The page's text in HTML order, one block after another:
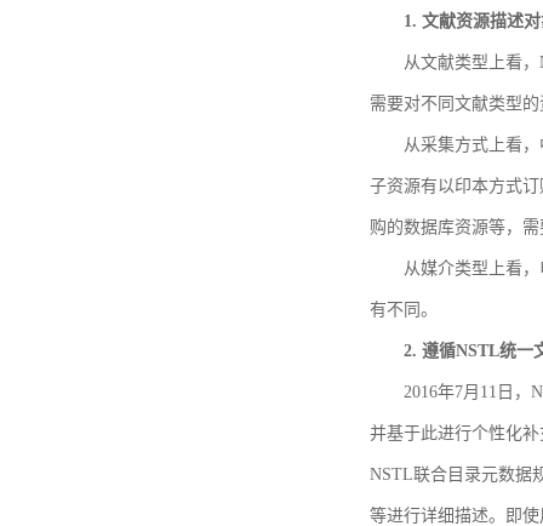
1. 文献资源描述
从文献类型上看
需要对不同文献类型
从采集方式上看
子资源有以印本方式
购的数据库资源等，
从媒介类型上看
有不同。
2. 遵循NSTL统一
2016年7月11日，
并基于此进行个性化
NSTL联合目录元数据
等进行详细描述。即